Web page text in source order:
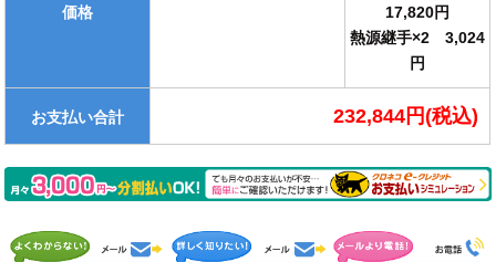
価格
17,820円
熱源継手×2 3,024
円
お支払い合計 232,844円(税込)